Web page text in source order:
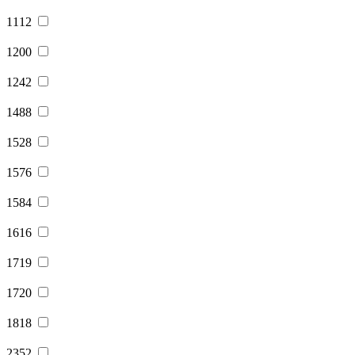
1112
1200
1242
1488
1528
1576
1584
1616
1719
1720
1818